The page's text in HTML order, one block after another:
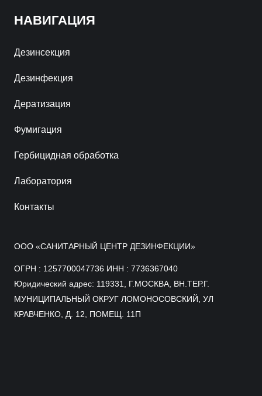
НАВИГАЦИЯ
Дезинсекция
Дезинфекция
Дератизация
Фумигация
Гербицидная обработка
Лаборатория
Контакты
ООО «САНИТАРНЫЙ ЦЕНТР ДЕЗИНФЕКЦИИ»
ОГРН : 1257700047736 ИНН : 7736367040
Юридический адрес: 119331, Г.МОСКВА, ВН.ТЕР.Г.
МУНИЦИПАЛЬНЫЙ ОКРУГ ЛОМОНОСОВСКИЙ, УЛ
КРАВЧЕНКО, Д. 12, ПОМЕЩ. 11П